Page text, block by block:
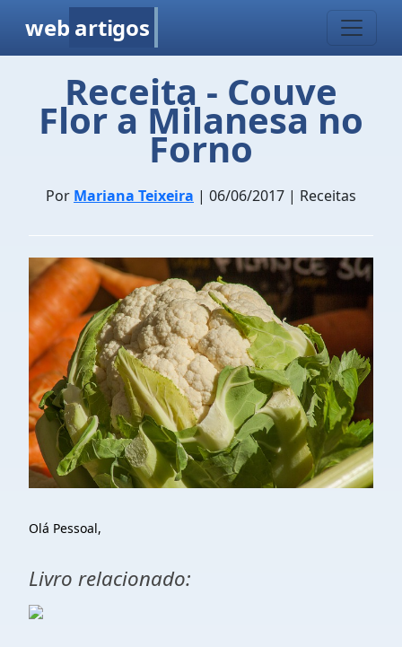
web artigos
Receita - Couve
Flor a Milanesa no
Forno
Por Mariana Teixeira | 06/06/2017 | Receitas
Olá Pessoal,
Livro relacionado: